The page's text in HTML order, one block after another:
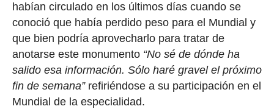
habían circulado en los últimos días cuando se
conoció que había perdido peso para el Mundial y
que bien podría aprovecharlo para tratar de
anotarse este monumento“No sé de dónde ha
salido esa información. Sólo haré gravel el próximo
fin de semana”refiriéndose a su participación en el
Mundial de la especialidad.